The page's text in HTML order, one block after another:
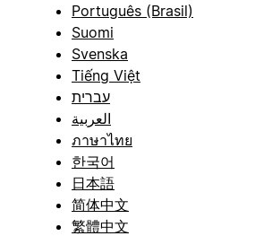
Português (Brasil)
Suomi
Svenska
Tiếng Việt
עברית
العربية
ภาษาไทย
한국어
日本語
简体中文
繁體中文